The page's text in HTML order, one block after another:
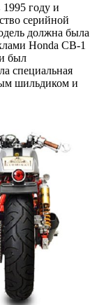
году и
серийной
должна была
Honda CB-1
был
специальная
шильдиком и